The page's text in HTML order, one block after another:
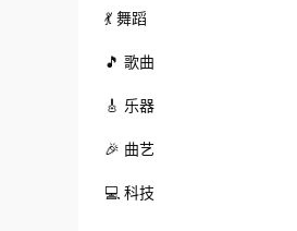
💃 舞蹈
🎵 歌曲
🎸 乐器
🎉 曲艺
💻 科技